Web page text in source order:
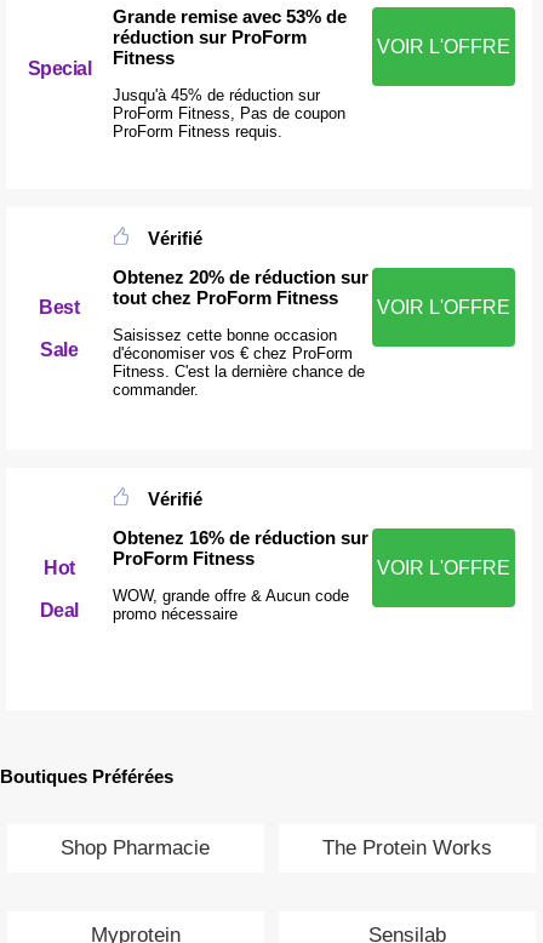
Special
Grande remise avec 53% de
réduction sur ProForm
Fitness
Jusqu'à 45% de réduction sur
ProForm Fitness, Pas de coupon
ProForm Fitness requis.
VOIR L'OFFRE
Best
Sale
Vérifié
Obtenez 20% de réduction sur
tout chez ProForm Fitness
Saisissez cette bonne occasion
d'économiser vos € chez ProForm
Fitness. C'est la dernière chance de
commander.
VOIR L'OFFRE
Hot
Deal
Vérifié
Obtenez 16% de réduction sur
ProForm Fitness
WOW, grande offre & Aucun code
promo nécessaire
VOIR L'OFFRE
Boutiques Préférées
Shop Pharmacie The Protein Works
Myprotein Sensilab